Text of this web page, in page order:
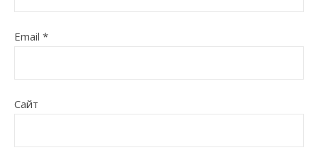
Email *
Сайт